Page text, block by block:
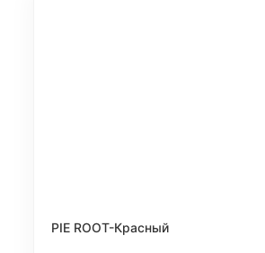
PIE ROOT-Красный